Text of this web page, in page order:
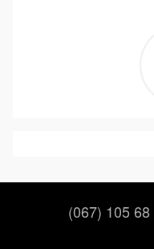
(067) 105